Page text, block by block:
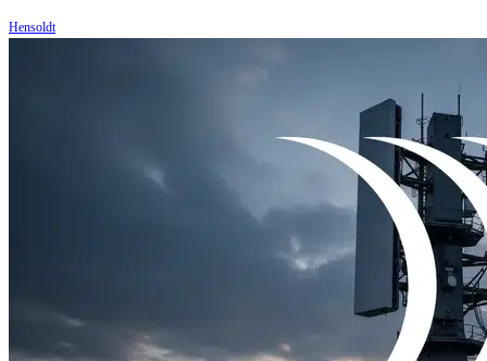
Hensoldt